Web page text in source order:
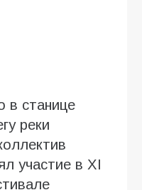
в станице
реки
участие в XI